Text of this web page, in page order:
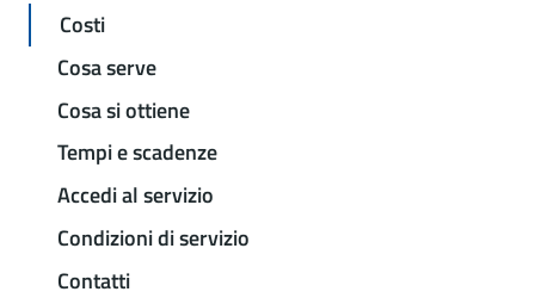
Costi
Cosa serve
Cosa si ottiene
Tempi e scadenze
Accedi al servizio
Condizioni di servizio
Contatti